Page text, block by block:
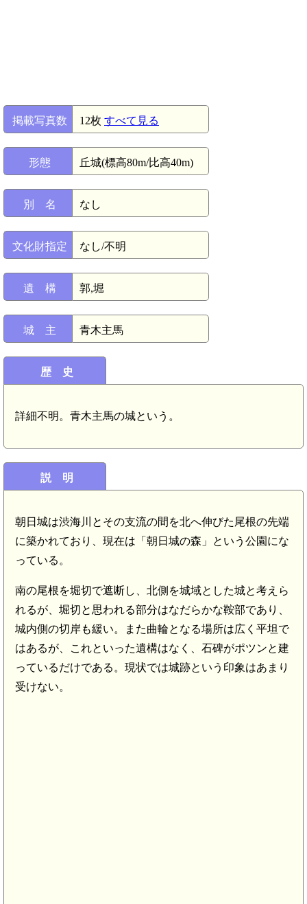
掲載写真数 12枚 すべて見る
形態 丘城(標高80m/比高40m)
別 名 なし
文化財指定 なし/不明
遺 構 郭,堀
城 主 青木主馬
歴 史
詳細不明。青木主馬の城という。
説 明
朝日城は渋海川とその支流の間を北へ伸びた尾根の先端
に築かれており、現在は「朝日城の森」という公園にな
っている。
南の尾根を堀切で遮断し、北側を城域とした城と考えら
れるが、堀切と思われる部分はなだらかな鞍部であり、
城内側の切岸も緩い。また曲輪となる場所は広く平坦で
はあるが、これといった遺構はなく、石碑がポツンと建
っているだけである。現状では城跡という印象はあまり
受けない。